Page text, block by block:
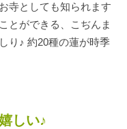
寺としても知られます
とができる、こぢんま
り♪ 約20種の蓮が時季
しい♪